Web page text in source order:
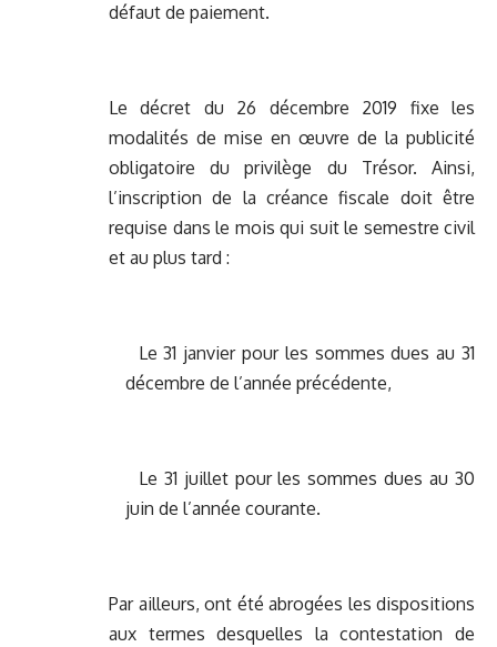
défaut de paiement.
Le décret du 26 décembre 2019 fixe les
modalités de mise en œuvre de la publicité
obligatoire du privilège du Trésor. Ainsi,
l’inscription de la créance fiscale doit être
requise dans le mois qui suit le semestre civil
et au plus tard :
Le 31 janvier pour les sommes dues au 31
décembre de l’année précédente,
Le 31 juillet pour les sommes dues au 30
juin de l’année courante.
Par ailleurs, ont été abrogées les dispositions
aux termes desquelles la contestation de